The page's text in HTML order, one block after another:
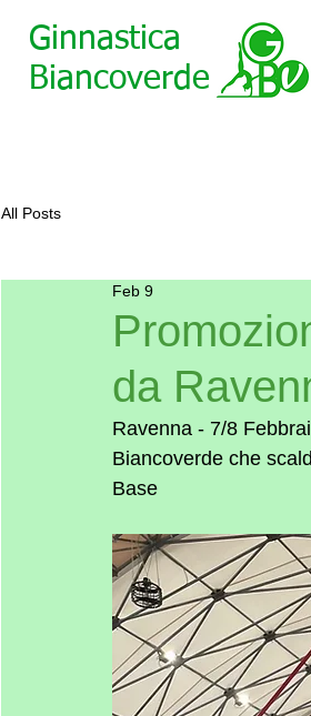
Ginnastica
Biancoverde
All Posts
da
Feb 9
Ravenna - 7/8
Biancoverde che
Base